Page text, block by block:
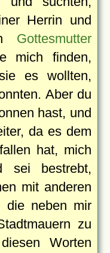
Herrin und
Gottesmutter
mich finden,
es wollten,
Aber du
hast, und
da es dem
hat, mich
sei bestrebt,
mit anderen
die neben mir
zu
Worten